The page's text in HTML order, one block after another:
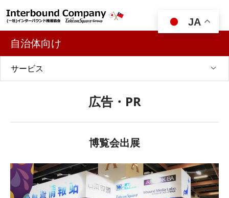
自治体向け
サービス
広告・PR
博覧会出展
JA